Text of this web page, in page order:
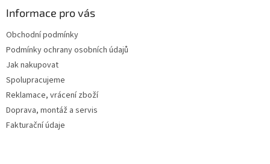
Informace pro vás
Obchodní podmínky
Podmínky ochrany osobních údajů
Jak nakupovat
Spolupracujeme
Reklamace, vrácení zboží
Doprava, montáž a servis
Fakturační údaje